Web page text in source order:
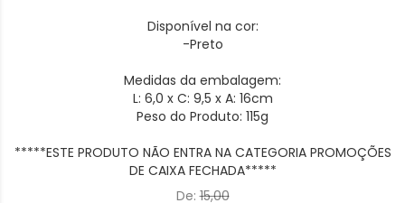
Disponível na cor:
-Preto
Medidas da embalagem:
L: 6,0 x C: 9,5 x A: 16cm
Peso do Produto: 115g
*****ESTE PRODUTO NÃO ENTRA NA CATEGORIA PROMOÇÕES
DE CAIXA FECHADA*****
De:15,00